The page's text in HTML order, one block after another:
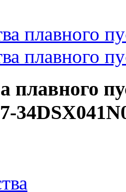
плавного
плавного
плавного